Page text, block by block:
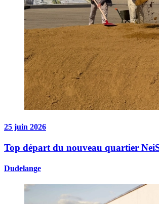
25 juin 2026
Top départ du nouveau quartier
Dudelange